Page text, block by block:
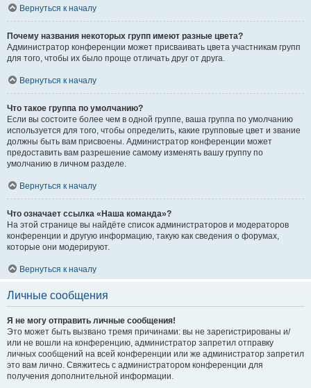
Вернуться к началу
Почему названия некоторых групп имеют разные цвета?
Администратор конференции может присваивать цвета участникам групп
для того, чтобы их было проще отличать друг от друга.
Вернуться к началу
Что такое группа по умолчанию?
Если вы состоите более чем в одной группе, ваша группа по умолчанию
используется для того, чтобы определить, какие групповые цвет и звание
должны быть вам присвоены. Администратор конференции может
предоставить вам разрешение самому изменять вашу группу по
умолчанию в личном разделе.
Вернуться к началу
Что означает ссылка «Наша команда»?
На этой странице вы найдёте список администраторов и модераторов
конференции и другую информацию, такую как сведения о форумах,
которые они модерируют.
Вернуться к началу
Личные сообщения
Я не могу отправить личные сообщения!
Это может быть вызвано тремя причинами: вы не зарегистрированы и/
или не вошли на конференцию, администратор запретил отправку
личных сообщений на всей конференции или же администратор запретил
это вам лично. Свяжитесь с администратором конференции для
получения дополнительной информации.